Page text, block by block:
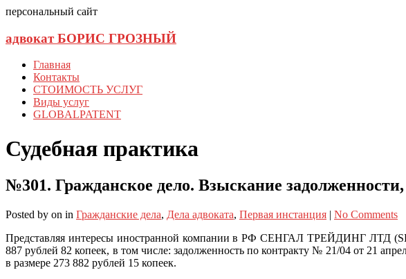
персональный сайт
адвокат БОРИС ГРОЗНЫЙ
Главная
Контакты
СТОИМОСТЬ УСЛУГ
Виды услуг
GLOBALPATENT
Судебная практика
№301. Гражданское дело. Взыскание
Posted by on in Гражданские дела, Дела адвоката, Первая инстанция | No Comments
Представляя интересы иностранной компании в РФ СЕНГАЛ ТРЕЙДИНГ ЛТД
887 рублей 82 копеек, в том числе: задолженность по контракту № 21/04 от 21
в размере 273 882 рублей 15 копеек.